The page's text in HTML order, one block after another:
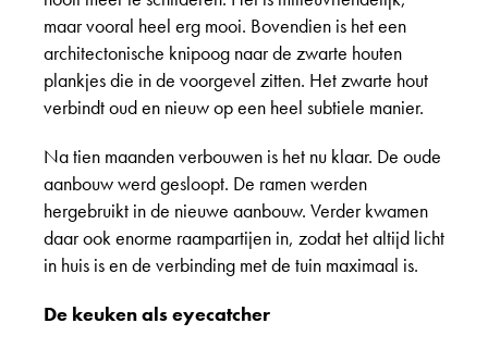
maar vooral heel erg mooi. Bovendien is het een
architectonische knipoog naar de zwarte houten
plankjes die in de voorgevel zitten. Het zwarte hout
verbindt oud en nieuw op een heel subtiele manier.
Na tien maanden verbouwen is het nu klaar. De oude
aanbouw werd gesloopt. De ramen werden
hergebruikt in de nieuwe aanbouw. Verder kwamen
daar ook enorme raampartijen in, zodat het altijd licht
in huis is en de verbinding met de tuin maximaal is.
De keuken als eyecatcher